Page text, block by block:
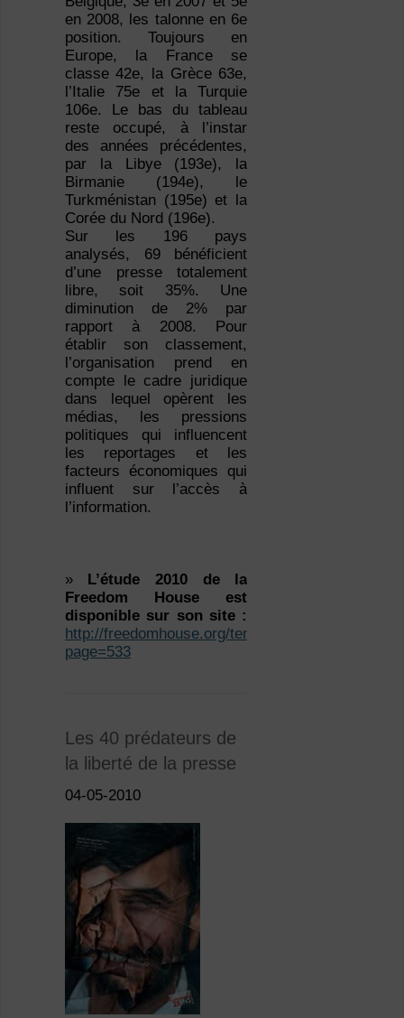
en 2008, les talonne en 6e
position. Toujours en
Europe, la France se
classe 42e, la Grèce 63e,
l’Italie 75e et la Turquie
106e. Le bas du tableau
reste occupé, à l’instar
des années précédentes,
par la Libye (193e), la
Birmanie (194e), le
Turkménistan (195e) et la
Corée du Nord (196e).
Sur les 196 pays
analysés, 69 bénéficient
d’une presse totalement
libre, soit 35%. Une
diminution de 2% par
rapport à 2008. Pour
établir son classement,
l’organisation prend en
compte le cadre juridique
dans lequel opèrent les
médias, les pressions
politiques qui influencent
les reportages et les
facteurs économiques qui
influent sur l’accès à
l’information.
»
L’étude 2010 de la
Freedom House est
disponible sur son site :
http://freedomhouse.org/template.cfm?
page=533
Les 40 prédateurs de
la liberté de la presse
04-05-2010